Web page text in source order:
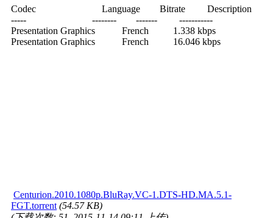
Codec Language Bitrate Description
----- -------- ------- -----------
Presentation Graphics French 1.338 kbps
Presentation Graphics French 16.046 kbps
Centurion.2010.1080p.BluRay.VC-1.DTS-HD.MA.5.1-
FGT.torrent (54.57 KB)